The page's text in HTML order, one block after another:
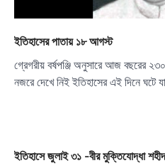
ইতিহাসের পাতায় ১৮ আগস্ট
গ্রেগরীয় বর্ষপঞ্জি অনুসারে আজ বছরের
নজরে দেখে নিই ইতিহাসের এই দিনে
ইতিহাসে জুলাই ৩১ -বীর মুক্তিযোদ্ধা